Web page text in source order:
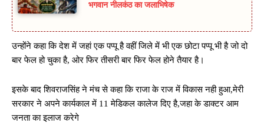
भगवान नीलकंठ का जलाभिषेक
उन्होंने कहा कि देश में जहां एक पप्पू है वहीं जिले में भी एक छोटा पप्पू भी है जो दो
बार फेल हो चुका है, ओर फिर तीसरी बार फिर फेल होने तैयार है।
इसके बाद शिवराजसिंह ने मंच से कहा कि राजा के राज में विकास नही हुआ,मेरी
सरकार ने अपने कार्यकाल में 11 मेडिकल कालेज दिए है,जहा के डाक्टर आम
जनता का इलाज करेगे